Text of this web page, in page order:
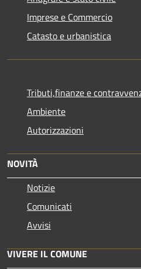
Imprese e Commercio
Catasto e urbanistica
Tributi,finanze e
Ambiente
Autorizzazioni
NOVITÀ
Notizie
Comunicati
Avvisi
VIVERE IL COMUNE